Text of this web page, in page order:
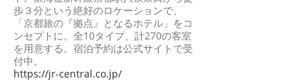
歩３分という絶好のロケーションで、
「京都旅の『拠点』となるホテル」をコ
ンセプトに、全10タイプ、計270の客室
を用意する。宿泊予約は公式サイトで受
付中。
https://jr-central.co.jp/